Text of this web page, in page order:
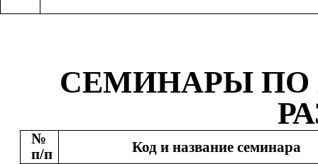
СЕМИНАРЫ ​​ ПО​​
№
п/п
Код и название семинара